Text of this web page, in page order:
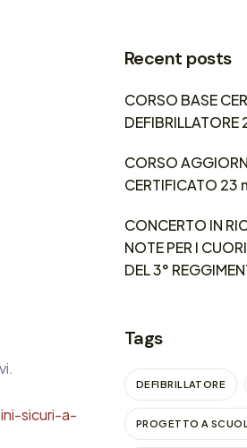
sicuri-a-
Recent posts
CORSO BASE
CORSO
CERTIFICATO
CONCERTO IN
NOTE PER I
DEL 3°
Tags
DEFIBRILLATORE
PROGETTO A